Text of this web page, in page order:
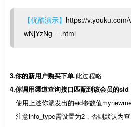
【优酷演示】 https://
wNjYzNg==.html
3.你的新用户购买下单.此过程略
4.你调用渠道查询接口匹配到该会员的sid
使用上述你派发出的eid参数值
注意info_type需设置为2，否则默认为